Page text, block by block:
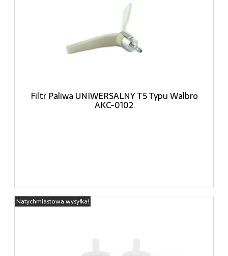
Filtr Paliwa UNIWERSALNY T5 Typu Walbro
AKC-0102
Natychmiastowa wysyłka!